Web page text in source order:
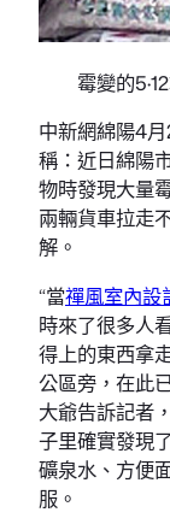
霉變的5·12
中新網綿陽4
稱：近日綿陽
物時發現大量
兩輛貨車拉走
解。
“當禪風室內設
時來了很多人
得上的東西拿
公區旁，在此
大爺告訴記者
子里確實發現
礦泉水、方便
服。